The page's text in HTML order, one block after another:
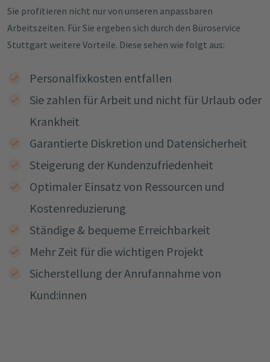
Sie profitieren nicht nur von unseren anpassbaren
Arbeitszeiten. Für Sie ergeben sich durch den Büroservice
Stuttgart weitere Vorteile. Diese sehen wie folgt aus:
Personalfixkosten entfallen
Sie zahlen für Arbeit und nicht für Urlaub oder
Krankheit
Garantierte Diskretion und Datensicherheit
Steigerung der Kundenzufriedenheit
Optimaler Einsatz von Ressourcen und
Kostenreduzierung
Ständige & bequeme Erreichbarkeit
Mehr Zeit für die wichtigen Projekt
Sicherstellung der Anrufannahme von
Kund:innen